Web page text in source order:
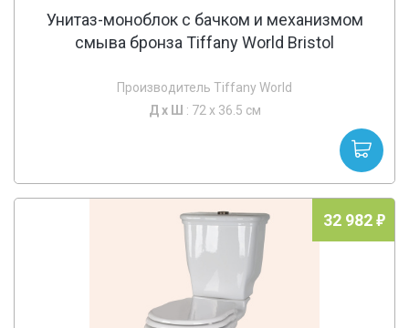
Унитаз-моноблок с бачком и механизмом
смыва бронза Tiffany World Bristol
Производитель Tiffany World
Д х Ш : 72 x 36.5 см
32 982